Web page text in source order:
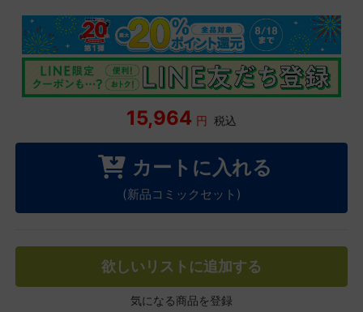
15,964 円 税込
カートに入れる
(新品コミックセット)
欲しいリストに追加する
気になる商品を登録